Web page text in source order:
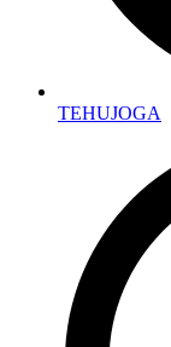
TEHUJOGA